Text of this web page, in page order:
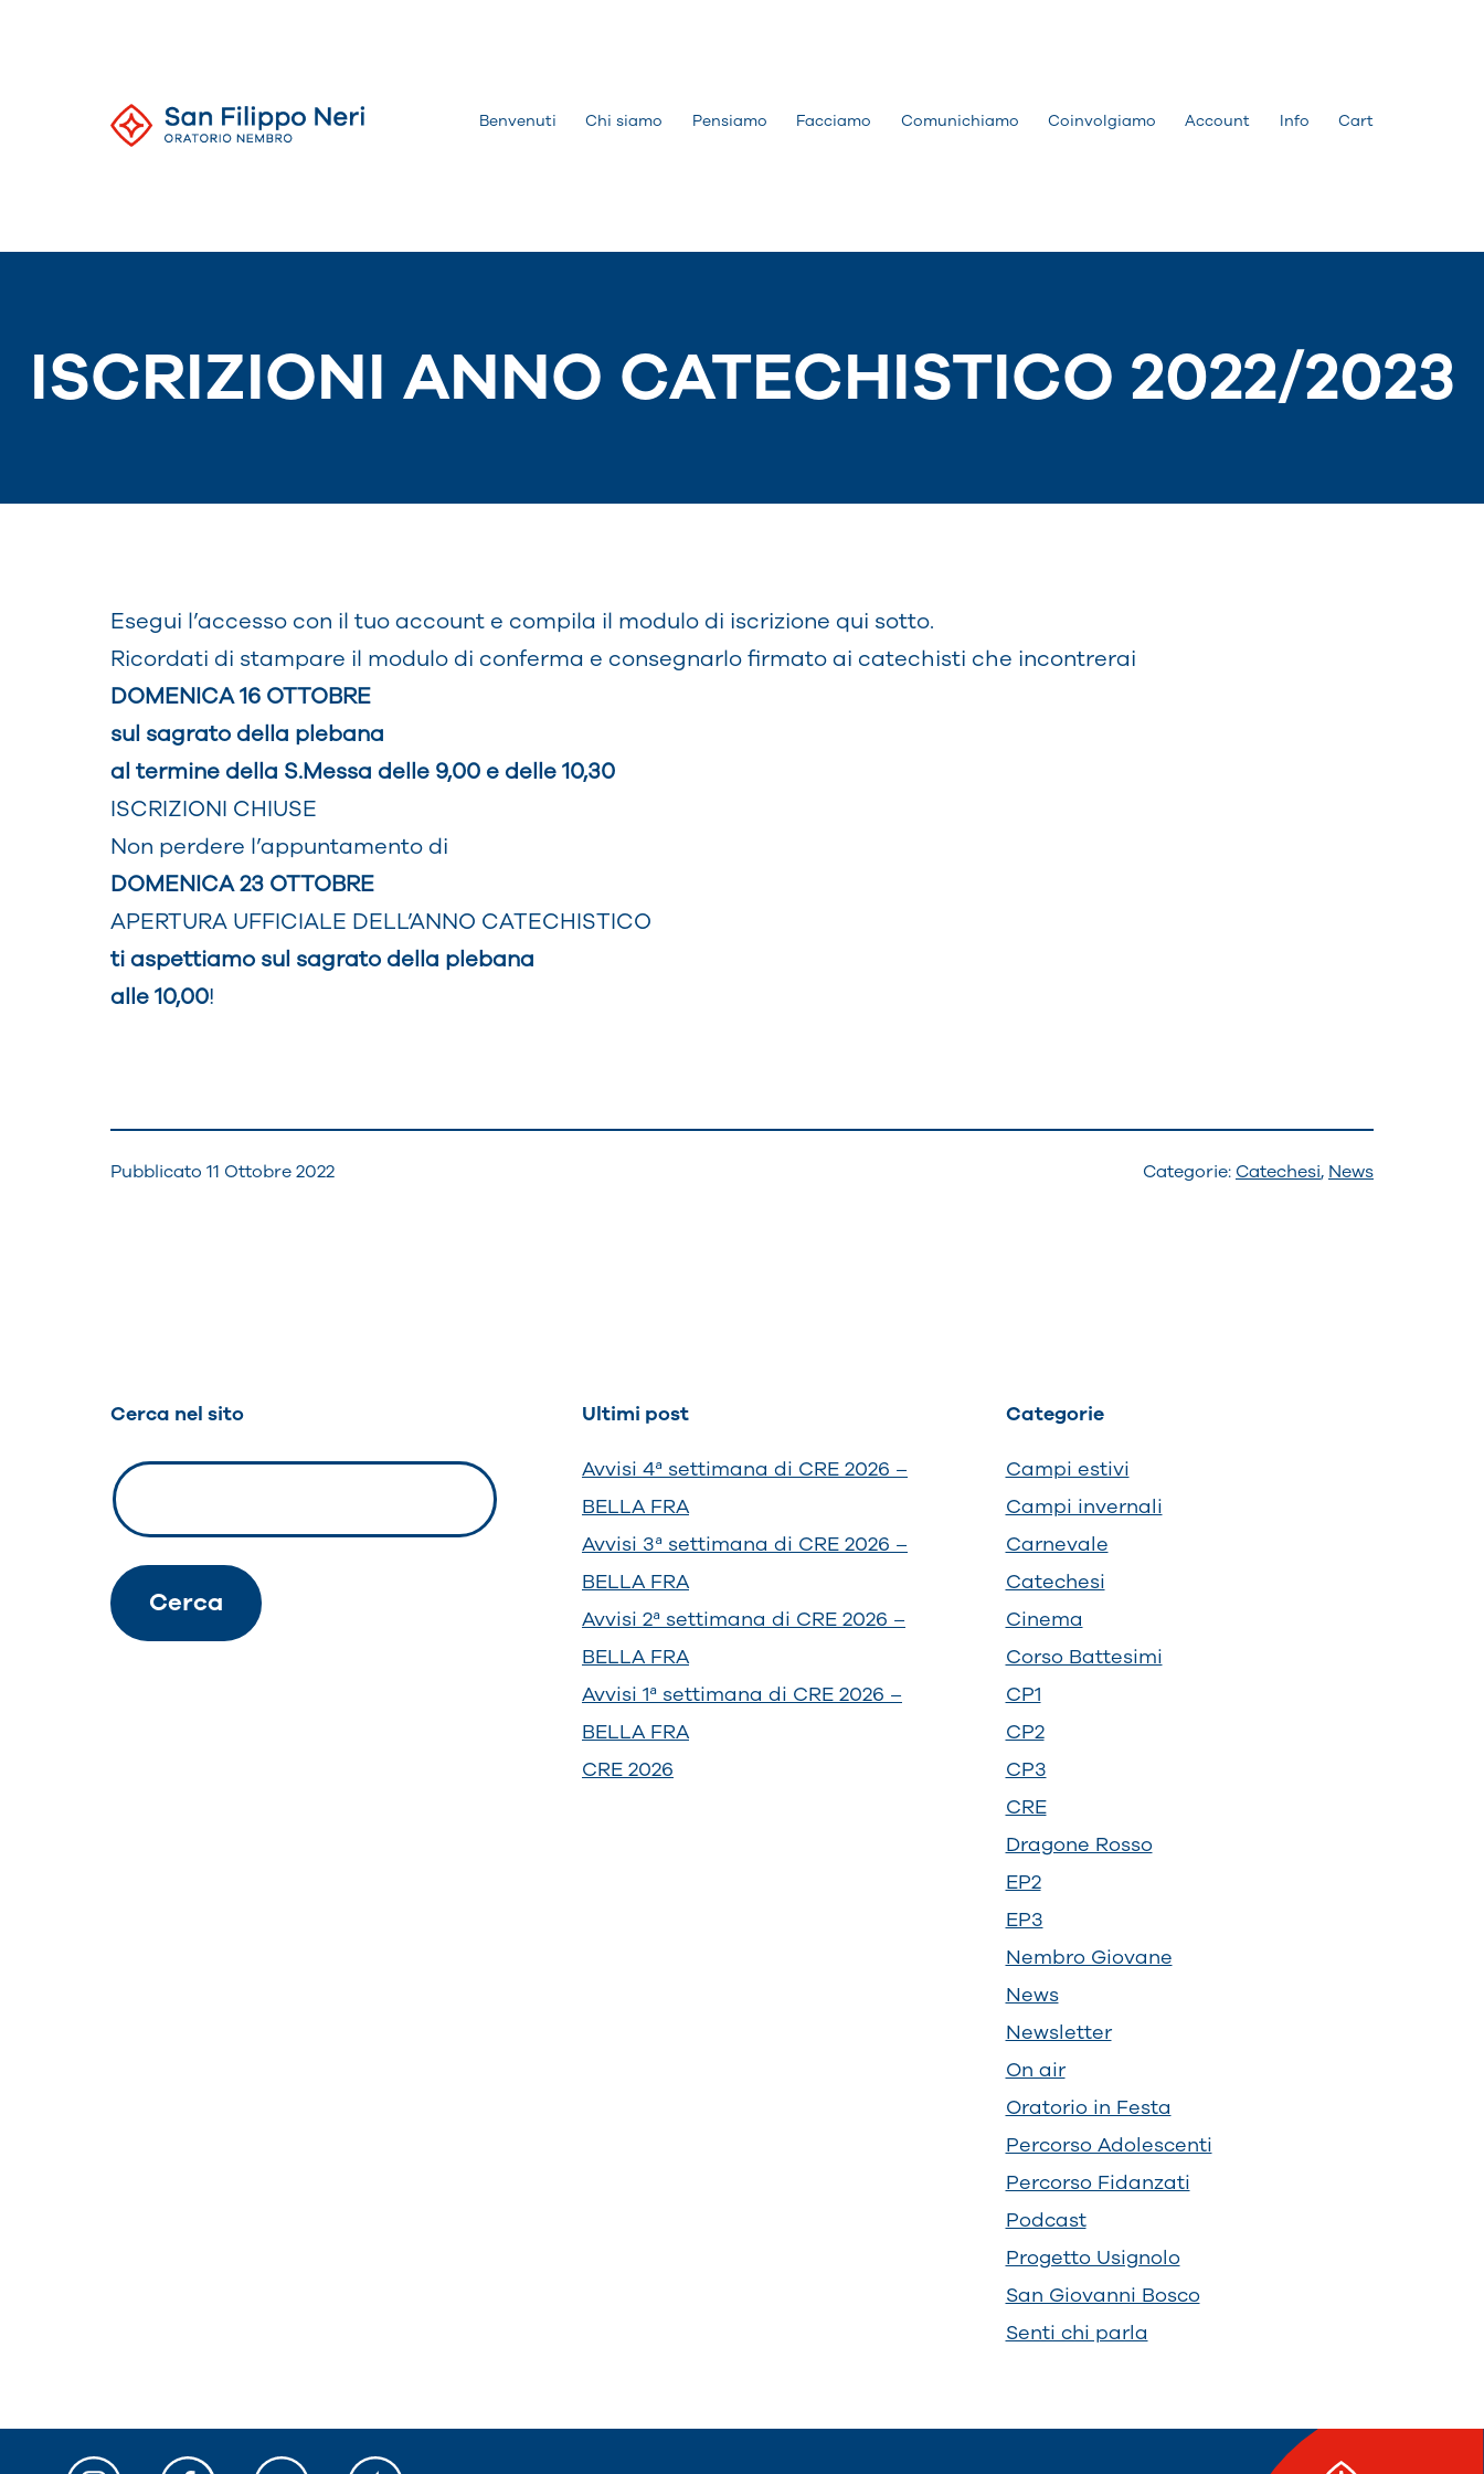
Nembro
Benvenuti Chi siamo Pensiamo Facciamo Comunichiamo Coinvolgiamo Account Info Cart
ISCRIZIONI ANNO CATECHISTICO 2022/2023
Esegui l’accesso con il tuo account e compila il modulo di iscrizione qui sotto.
Ricordati di stampare il modulo di conferma e consegnarlo firmato ai catechisti che incontrerai
DOMENICA 16 OTTOBRE
sul sagrato della plebana
al termine della S.Messa delle 9,00 e delle 10,30
ISCRIZIONI CHIUSE
Non perdere l’appuntamento di
DOMENICA 23 OTTOBRE
APERTURA UFFICIALE DELL’ANNO CATECHISTICO
ti aspettiamo sul sagrato della plebana
alle 10,00!
Pubblicato 11 Ottobre 2022 Categorie: Catechesi, News
articoli
Cerca nel sito Ultimi post
Avvisi 4ª settimana di CRE 2026 –
BELLA FRA
Avvisi 3ª settimana di CRE 2026 –
BELLA FRA
Avvisi 2ª settimana di CRE 2026 –
BELLA FRA
Avvisi 1ª settimana di CRE 2026 –
BELLA FRA
CRE 2026
Categorie
Campi estivi
Campi invernali
Carnevale
Catechesi
Cinema
Corso Battesimi
CP1
CP2
CP3
CRE
Dragone Rosso
EP2
EP3
Nembro Giovane
News
Newsletter
On air
Oratorio in Festa
Percorso Adolescenti
Percorso Fidanzati
Podcast
Progetto Usignolo
San Giovanni Bosco
Senti chi parla